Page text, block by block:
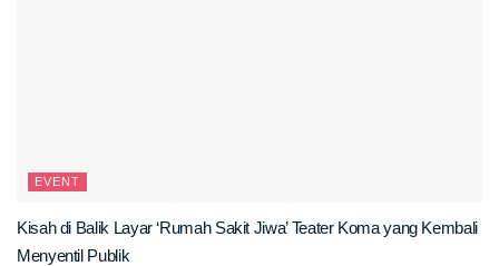
EVENT
Kisah di Balik Layar ‘Rumah Sakit Jiwa’ Teater Koma yang Kembali
Menyentil Publik